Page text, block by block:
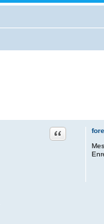
Citation